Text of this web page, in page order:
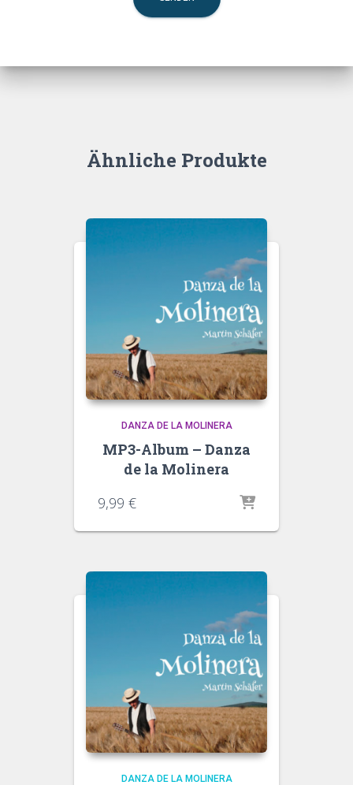
Ähnliche Produkte
DANZA DE LA MOLINERA
MP3-Album – Danza
de la Molinera
9,99 €
DANZA DE LA MOLINERA